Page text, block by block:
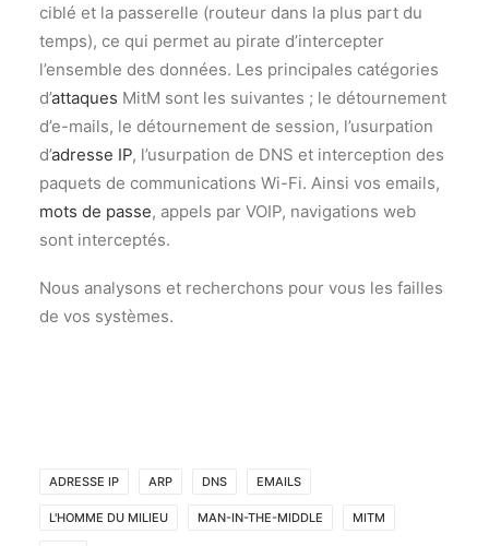
ciblé et la passerelle (routeur dans la plus part du
temps), ce qui permet au pirate d’intercepter
l’ensemble des données. Les principales catégories
d’attaques MitM sont les suivantes ; le détournement
d’e-mails, le détournement de session, l’usurpation
d’adresse IP, l’usurpation de DNS et interception des
paquets de communications Wi-Fi. Ainsi vos emails,
mots de passe, appels par VOIP, navigations web
sont interceptés.
Nous analysons et recherchons pour vous les failles
de vos systèmes.
ADRESSE IP ARP DNS EMAILS
L'HOMME DU MILIEU MAN-IN-THE-MIDDLE MITM